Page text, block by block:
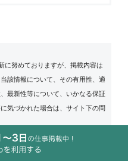
に努めておりますが、掲載内容は
該情報について、その有用性、適
最新性等について、いかなる保証
気づかれた場合は、サイト下の問
ツール『Googleアナリティク